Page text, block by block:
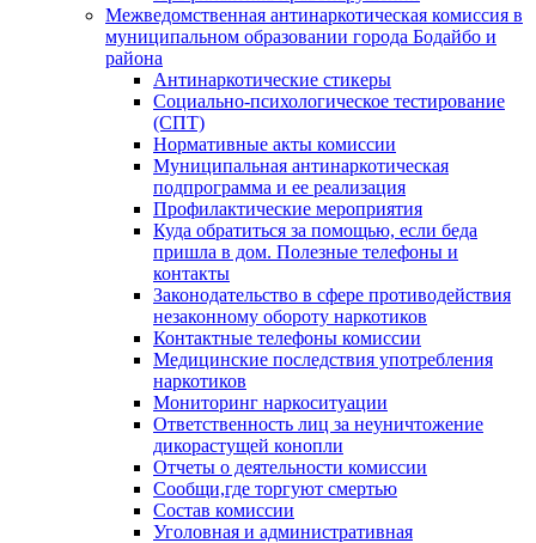
Межведомственная антинаркотическая комиссия в
муниципальном образовании города Бодайбо и
района
Антинаркотические стикеры
Социально-психологическое тестирование
(СПТ)
Нормативные акты комиссии
Муниципальная антинаркотическая
подпрограмма и ее реализация
Профилактические мероприятия
Куда обратиться за помощью, если беда
пришла в дом. Полезные телефоны и
контакты
Законодательство в сфере противодействия
незаконному обороту наркотиков
Контактные телефоны комиссии
Медицинские последствия употребления
наркотиков
Мониторинг наркоситуации
Ответственность лиц за неуничтожение
дикорастущей конопли
Отчеты о деятельности комиссии
Сообщи,где торгуют смертью
Состав комиссии
Уголовная и административная